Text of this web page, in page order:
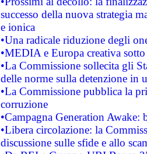
successo della nuova strategia
e ionica
•Una radicale riduzione degli
•MEDIA e Europa creativa
•La Commissione sollecita gli
delle norme sulla detenzione in
•La Commissione pubblica la
corruzione
•Campagna Generation
•Libera circolazione: la
discussione sulle sfide e allo